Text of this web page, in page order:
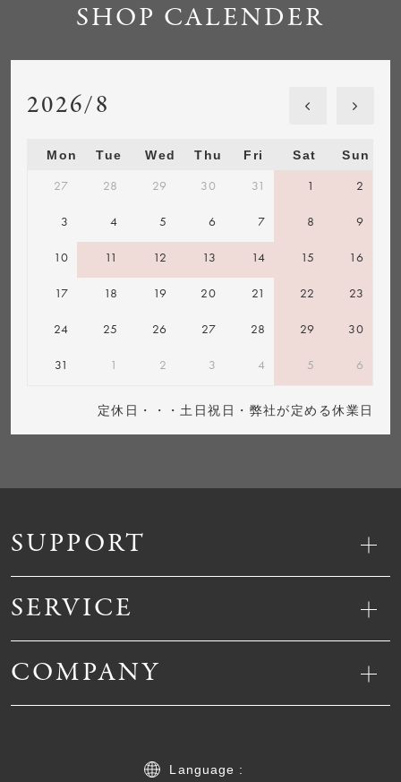
SUPPORT
SERVICE
COMPANY
Language :
SHOP CALENDER
2026/8
Mon Tue Wed Thu Fri Sat Sun
27 28 29 30 31 1 2
3 4 5 6 7 8 9
10 11 12 13 14 15 16
17 18 19 20 21 22 23
24 25 26 27 28 29 30
31 1 2 3 4 5 6
定休日・・・土日祝日・弊社が定める休業日